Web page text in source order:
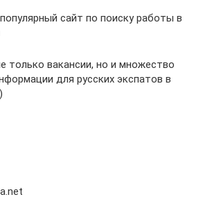
сайт по поиску работы в
только вакансии, но и множество
для русских экспатов в